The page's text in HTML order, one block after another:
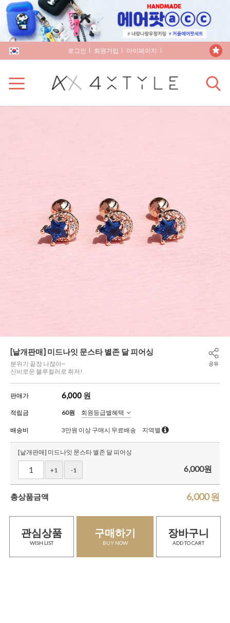
로그인 회원가입 마이페이지
[낱개판매] 미드나잇 문스타 별존 달 피어싱
분위기 끝장 나잖아~
신비로운 블루컬러로 취저!
공유
판매가 6,000 원
적립금 60원 회원등급별혜택
배송비 3만원 이상 구매시 무료배송 지역별
[낱개판매] 미드나잇 문스타 별존 달 피어싱
+1 -1 6,000원
총상품금액 6,000원
관심상품
WISH LIST
구매하기
BUY NOW
장바구니
ADD TO CART